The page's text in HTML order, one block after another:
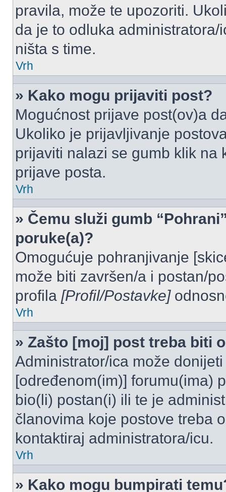
pravila, može te upozoriti.
da je to odluka
ništa s time.
Vrh
» Kako mogu prijaviti post?
Mogućnost prijave post(ov)a
Ukoliko je prijavljivanje
prijaviti nalazi se gumb klik na
prijave posta.
Vrh
» Čemu služi gumb
poruke(a)?
Omogućuje pohranjivanje
može biti završen/a i postan/
profila [Profil/Postavke]
Vrh
» Zašto [moj] post treba biti
Administrator/ica može
[određenom(im)] forumu(ima)
bio(li) postan(i) ili te je
članovima koje postove treba
kontaktiraj administratora/icu.
Vrh
» Kako mogu bumpirati